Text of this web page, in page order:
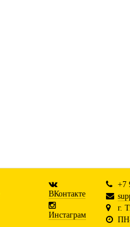
ВКонтакте
Инстаграм
+7
г.